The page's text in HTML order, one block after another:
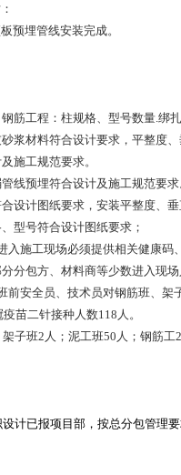
预埋管线安装完成。
筋工程：柱规格、型号数量. 绑
浆材料符合设计要求，平整度
施工规范要求。
线预埋符合设计及施工规范要
设计图纸要求，安装平整度、
型号符合设计图纸要求；
入施工现场必须提供相关健康
分包方、材料商等少数进入现
前安全员、技术员对钢筋班、
疫苗二针接种人数118 人。
架子班2 人；泥工班50 人；钢筋工2
计已报项目部，按总分包管理